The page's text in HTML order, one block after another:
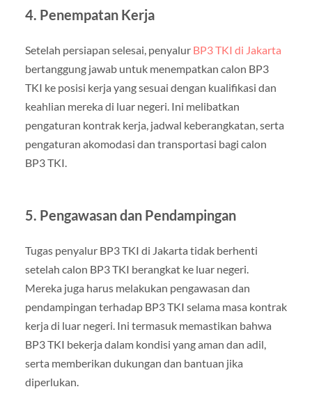
4. Penempatan Kerja
Setelah persiapan selesai, penyalur BP3 TKI di Jakarta
bertanggung jawab untuk menempatkan calon BP3
TKI ke posisi kerja yang sesuai dengan kualifikasi dan
keahlian mereka di luar negeri. Ini melibatkan
pengaturan kontrak kerja, jadwal keberangkatan, serta
pengaturan akomodasi dan transportasi bagi calon
BP3 TKI.
5. Pengawasan dan Pendampingan
Tugas penyalur BP3 TKI di Jakarta tidak berhenti
setelah calon BP3 TKI berangkat ke luar negeri.
Mereka juga harus melakukan pengawasan dan
pendampingan terhadap BP3 TKI selama masa kontrak
kerja di luar negeri. Ini termasuk memastikan bahwa
BP3 TKI bekerja dalam kondisi yang aman dan adil,
serta memberikan dukungan dan bantuan jika
diperlukan.